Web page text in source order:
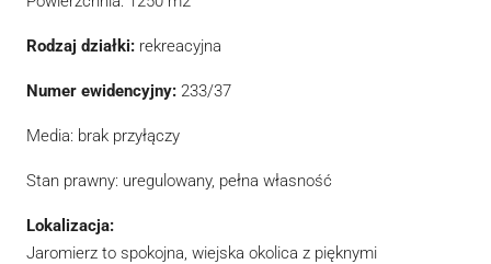
Rodzaj działki: rekreacyjna
Numer ewidencyjny: 233/37
Media: brak przyłączy
Stan prawny: uregulowany, pełna własność
Lokalizacja:
Jaromierz to spokojna, wiejska okolica z pięknymi